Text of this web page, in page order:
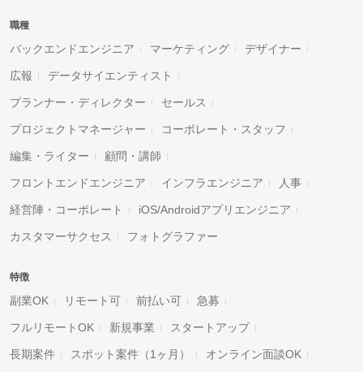
職種
バックエンドエンジニア マーケティング デザイナー
広報 データサイエンティスト
プランナー・ディレクター セールス
プロジェクトマネージャー コーポレート・スタッフ
編集・ライター 顧問・講師
フロントエンドエンジニア インフラエンジニア 人事
経営陣・コーポレート iOS/Androidアプリエンジニア
カスタマーサクセス フォトグラファー
特徴
副業OK リモート可 前払い可 急募
フルリモートOK 新規事業 スタートアップ
長期案件 スポット案件（1ヶ月） オンライン面談OK